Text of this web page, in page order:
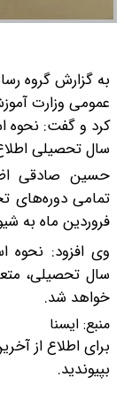
به گزارش گروه
عمومی وزارت
کرد و گفت: نحوه
سال تحصیلی
حسین صادقی
تمامی دوره‌های
فروردین ماه به
وی افزود: نحوه
سال تحصیلی،
خواهد شد.
منبع: ایسنا
برای اطلاع از
بپیوندید.